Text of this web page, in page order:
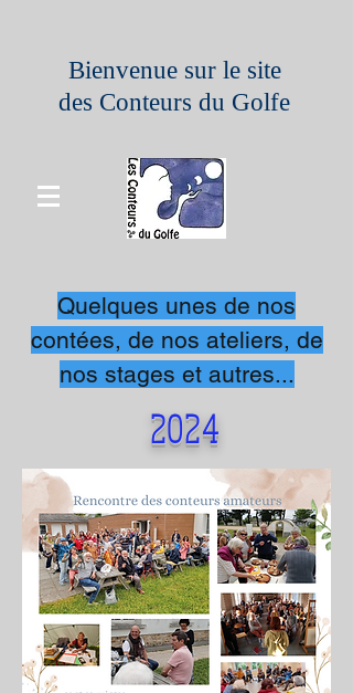
Bienvenue sur le site
des Conteurs du Golfe
Quelques unes de nos
contées, de nos ateliers, de
nos stages et autres...
2024